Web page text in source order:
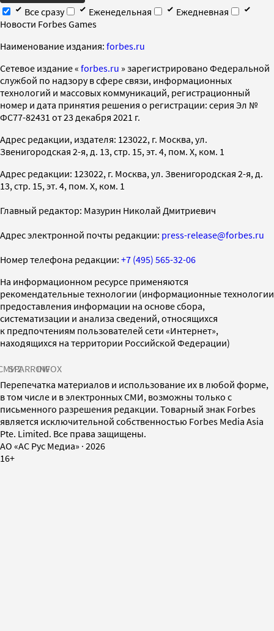
Все сразу
Еженедельная
Ежедневная
Новости Forbes Games
Наименование издания: forbes.ru
Cетевое издание « forbes.ru » зарегистрировано Федеральной
службой по надзору в сфере связи, информационных
технологий и массовых коммуникаций, регистрационный
номер и дата принятия решения о регистрации: серия Эл №
ФС77-82431 от 23 декабря 2021 г.
Адрес редакции, издателя: 123022, г. Москва, ул.
Звенигородская 2-я, д. 13, стр. 15, эт. 4, пом. X, ком. 1
Адрес редакции: 123022, г. Москва, ул. Звенигородская 2-я, д.
13, стр. 15, эт. 4, пом. X, ком. 1
Главный редактор: Мазурин Николай Дмитриевич
Адрес электронной почты редакции: press-release@forbes.ru
Номер телефона редакции: +7 (495) 565-32-06
На информационном ресурсе применяются
рекомендательные технологии (информационные технологии
предоставления информации на основе сбора,
систематизации и анализа сведений, относящихся
к предпочтениям пользователей сети «Интернет»,
находящихся на территории Российской Федерации)
SPARROWINFOX
Перепечатка материалов и использование их в любой форме,
в том числе и в электронных СМИ, возможны только с
письменного разрешения редакции. Товарный знак Forbes
является исключительной собственностью Forbes Media Asia
Pte. Limited. Все права защищены.
AO «АС Рус Медиа» · 2026
16+